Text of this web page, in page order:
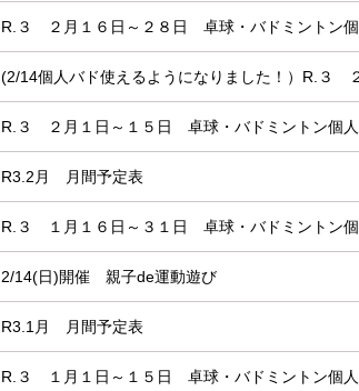
R.３ ２月１６日～２８日 卓球・バドミントン
(2/14個人バド使えるようになりました！）R.３
R.３ ２月１日～１５日 卓球・バドミントン個
R3.2月 月間予定表
R.３ １月１６日～３１日 卓球・バドミントン
2/14(日)開催 親子de運動遊び
R3.1月 月間予定表
R.３ １月１日～１５日 卓球・バドミントン個